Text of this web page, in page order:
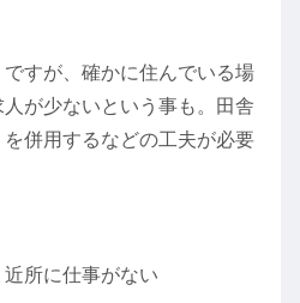
すが、確かに住んでいる場
が少ないという事も。田舎
併用するなどの工夫が必要
所に仕事がない